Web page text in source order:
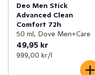
Deo Men Stick
Advanced Clean
Comfort 72h
50 ml, Dove Men+Care
49,95 kr
999,00 kr /l